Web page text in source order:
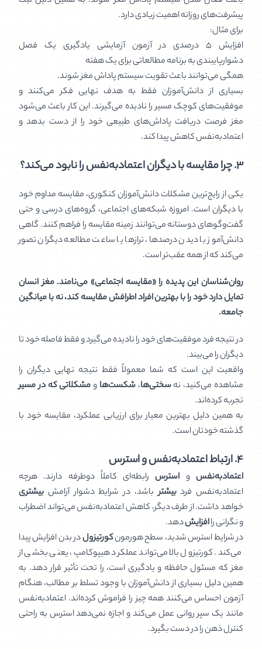
پیشرفت‌های روزانه اهمیت زیادی دارد.
برای مثال:
افزایش ۵ درصدی در آزمون آزمایشی یادگیری یک فصل
دشوارپایبندی به برنامه مطالعاتی برای یک هفته
همگی می‌توانند باعث تقویت سیستم پاداش مغز شوند.
بسیاری از دانش‌آموزان فقط به هدف نهایی فکر می‌کنند و
موفقیت‌های کوچک مسیر را نادیده می‌گیرند. این کار باعث می‌شود
مغز فرصت دریافت پاداش‌های طبیعی خود را از دست بدهد و
اعتمادبه‌نفس کاهش پیدا کند.
۳. چرا مقایسه با دیگران اعتمادبه‌نفس را نابود می‌کند؟
یکی از رایج‌ترین مشکلات دانش‌آموزان کنکوری، مقایسه مداوم خود
با دیگران است. امروزه شبکه‌های اجتماعی، گروه‌های درسی و حتی
گفت‌وگوهای دوستانه می‌توانند زمینه مقایسه را فراهم کنند. گاهی
دانش‌آموز با دیدن درصدها، ترازها یا ساعت مطالعه دیگران تصور
می‌کند که از همه عقب‌تر است.
روان‌شناسان این پدیده را «مقایسه اجتماعی» می‌نامند. مغز انسان
تمایل دارد خود را با بهترین افراد اطرافش مقایسه کند، نه با میانگین
جامعه.
در نتیجه فرد موفقیت‌های خود را نادیده می‌گیرد و فقط فاصله خود تا
دیگران را می‌بیند.
واقعیت این است که شما معمولاً فقط نتیجه نهایی دیگران را
مشاهده می‌کنید، نهسختی‌ها،شکست‌ها ومشکلاتی که در مسیر
تجربه کرده‌اند.
به همین دلیل بهترین معیار برای ارزیابی عملکرد، مقایسه خود با
گذشته خودتان است.
۴. ارتباط اعتمادبه‌نفس و استرس
اعتمادبه‌نفسو استرس رابطه‌ای کاملاً دوطرفه دارند. هرچه
اعتمادبه‌نفس فردبیشتر باشد، در شرایط دشوار آرامش بیشتری
خواهد داشت. از طرف دیگر، کاهش اعتمادبه‌نفس می‌تواند اضطراب
و نگرانی راافزایشدهد.
در شرایط استرس شدید، سطح هورمونکورتیزولدر بدن افزایش پیدا
می‌کند. کورتیزول بالا می‌تواند عملکرد هیپوکامپ، یعنی بخشی از
مغز که مسئول حافظه و یادگیری است، را تحت تأثیر قرار دهد. به
همین دلیل بسیاری از دانش‌آموزان با وجود تسلط بر مطالب، هنگام
آزمون احساس می‌کنند همه چیز را فراموش کرده‌اند. اعتمادبه‌نفس
مانند یک سپر روانی عمل می‌کند و اجازه نمی‌دهد استرس به راحتی
کنترل ذهن را در دست بگیرد.